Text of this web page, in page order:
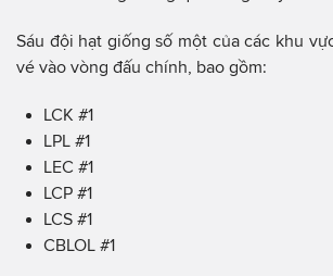
Sáu đội hạt giống số một của các khu
vé vào vòng đấu chính, bao gồm:
LCK #1
LPL #1
LEC #1
LCP #1
LCS #1
CBLOL #1